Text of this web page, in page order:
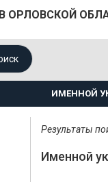
ОРЛОВСКОЙ
ИМЕННОЙ
Результаты
Именной